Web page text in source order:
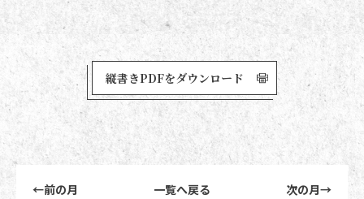
縦書きPDFをダウンロード
←前の月 一覧へ戻る 次の月→